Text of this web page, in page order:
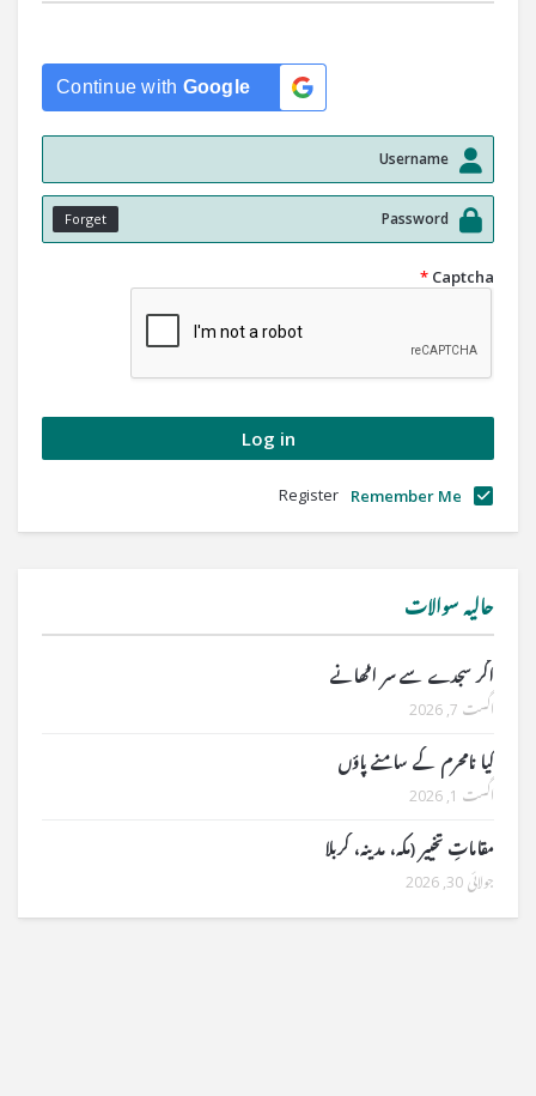
Continue with Google
Forget
Captcha
*
Remember Me
Register
حالیہ سوالات
اگر سجدے سے سر اٹھانے
اگست 7, 2026
کیا نامحرم کے سامنے پاؤں
اگست 1, 2026
مقاماتِ تخییر (مکہ، مدینہ، کربلا
جولائی 30, 2026